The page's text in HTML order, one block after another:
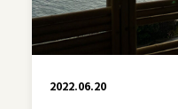
2022.06.20